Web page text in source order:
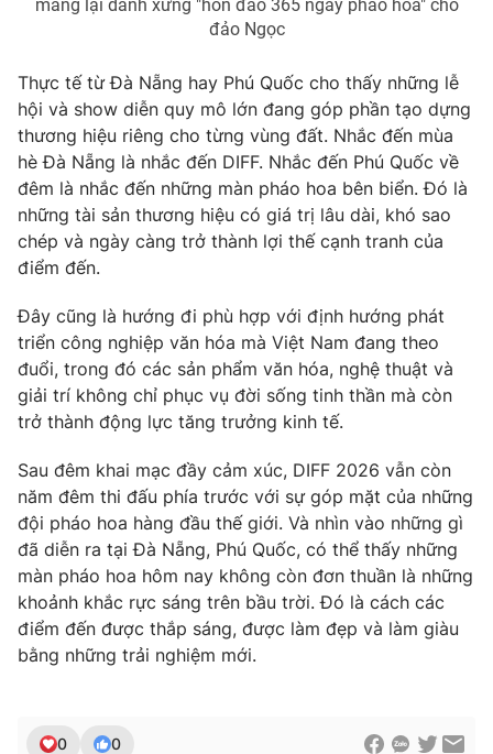
mang lại danh xưng "hòn đảo 365 ngày pháo hoa" cho
đảo Ngọc
Thực tế từ Đà Nẵng hay Phú Quốc cho thấy những lễ
hội và show diễn quy mô lớn đang góp phần tạo dựng
thương hiệu riêng cho từng vùng đất. Nhắc đến mùa
hè Đà Nẵng là nhắc đến DIFF. Nhắc đến Phú Quốc về
đêm là nhắc đến những màn pháo hoa bên biển. Đó là
những tài sản thương hiệu có giá trị lâu dài, khó sao
chép và ngày càng trở thành lợi thế cạnh tranh của
điểm đến.
Đây cũng là hướng đi phù hợp với định hướng phát
triển công nghiệp văn hóa mà Việt Nam đang theo
đuổi, trong đó các sản phẩm văn hóa, nghệ thuật và
giải trí không chỉ phục vụ đời sống tinh thần mà còn
trở thành động lực tăng trưởng kinh tế.
Sau đêm khai mạc đầy cảm xúc, DIFF 2026 vẫn còn
năm đêm thi đấu phía trước với sự góp mặt của những
đội pháo hoa hàng đầu thế giới. Và nhìn vào những gì
đã diễn ra tại Đà Nẵng, Phú Quốc, có thể thấy những
màn pháo hoa hôm nay không còn đơn thuần là những
khoảnh khắc rực sáng trên bầu trời. Đó là cách các
điểm đến được thắp sáng, được làm đẹp và làm giàu
bằng những trải nghiệm mới.
0 0